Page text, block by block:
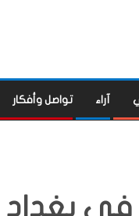
آراء تواصل وأفكار
في بغداد